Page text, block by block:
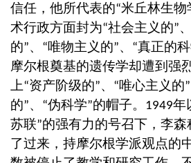
信任，他所代表的“米丘林生物
术行政方面封为“社会主义的”、
的”、 “唯物主义的”、 “真正的
摩尔根奠基的遗传学却遭到强
上“资产阶级的”、 “唯心主义的”
的”、 “伪科学”的帽子。 1949年
苏联”的强有力的号召下，李
了过来，持摩尔根学派观点的